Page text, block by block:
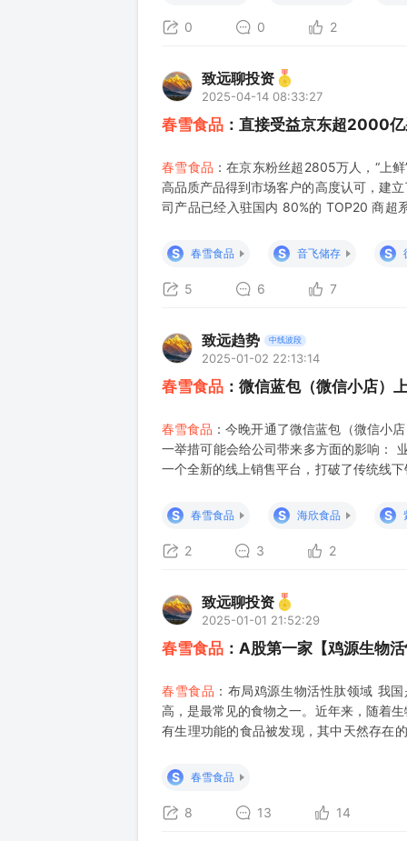
0 0 2
致远聊投资
2025-04-14 08:33:27
春雪食品 ：直接受益京东超2000
春雪食品 ：在京东粉丝超2805万人，“上
高品质产品得到市场客户的高度认可，建
司产品已经入驻国内 80%的 TOP20 商超
S
春雪食品 S 音飞储存 S
5 6 7
致远趋势 中线波段
2025-01-02 22:13:14
春雪食品 ：微信蓝包（微信小店）
春雪食品 ：今晚开通了微信蓝包（微信小
一举措可能会给公司带来多方面的影响：
一个全新的线上销售平台，打破了传统线
信庞大
S 春雪食品 S 海欣食品 S
2 3 2
致远聊投资
2025-01-01 21:52:29
春雪食品 ：A股第一家【鸡源生物
春雪食品 ：布局鸡源生物活性肽领域 我
高，是最常见的食物之一。近年来，随着
有生理功能的食品被发现，其中天然存在
科技有限公司持股10
S 春雪食品
8 13 14